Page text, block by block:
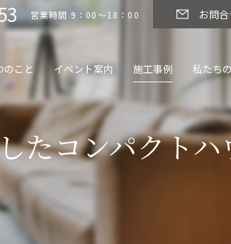
たコンパクト
のこと イベント案内 施工事例 私たち
営業時間 9：00～18：00 お問